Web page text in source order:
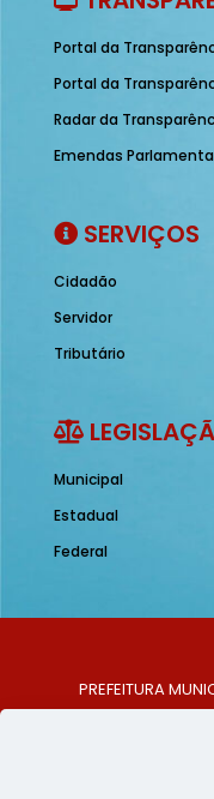
Portal da
Portal da
Radar da
Emendas
SERVIÇOS
Cidadão
Servidor
Tributário
Municipal
Estadual
Federal
PREFEITURA
Centro, São